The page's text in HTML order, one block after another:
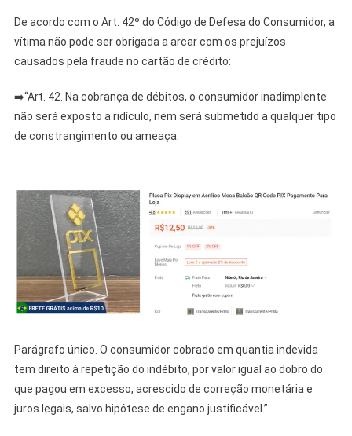
De acordo com o Art. 42º do Código de Defesa do Consumidor, a
vítima não pode ser obrigada a arcar com os prejuízos
causados pela fraude no cartão de crédito:
➡️“Art. 42. Na cobrança de débitos, o consumidor inadimplente
não será exposto a ridículo, nem será submetido a qualquer tipo
de constrangimento ou ameaça.
Parágrafo único. O consumidor cobrado em quantia indevida
tem direito à repetição do indébito, por valor igual ao dobro do
que pagou em excesso, acrescido de correção monetária e
juros legais, salvo hipótese de engano justificável.”